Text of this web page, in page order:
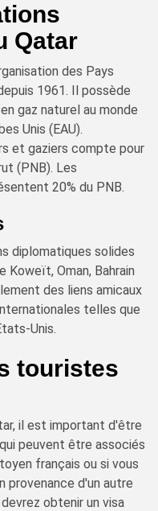
Qatar
des Pays
1961. Il possède
gaz naturel au monde
Unis (EAU).
et gaziers compte pour
(PNB). Les
20% du PNB.
diplomatiques solides
Koweït, Oman, Bahrain
des liens amicaux
telles que
Unis.
touristes
il est important d'être
peuvent être associés
français ou si vous
provenance d'un autre
obtenir un visa